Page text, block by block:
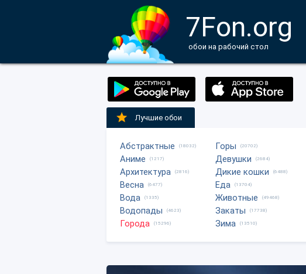
7Fon.org
обои на рабочий стол
Лучшие обои
Абстрактные (18032)
Аниме (1217)
Архитектура (2816)
Весна (6477)
Вода (1335)
Водопады (4623)
Города (15296)
Горы (20702)
Девушки (2684)
Дикие кошки (6488)
Еда (13704)
Животные (49468)
Закаты (17738)
Зима (13510)